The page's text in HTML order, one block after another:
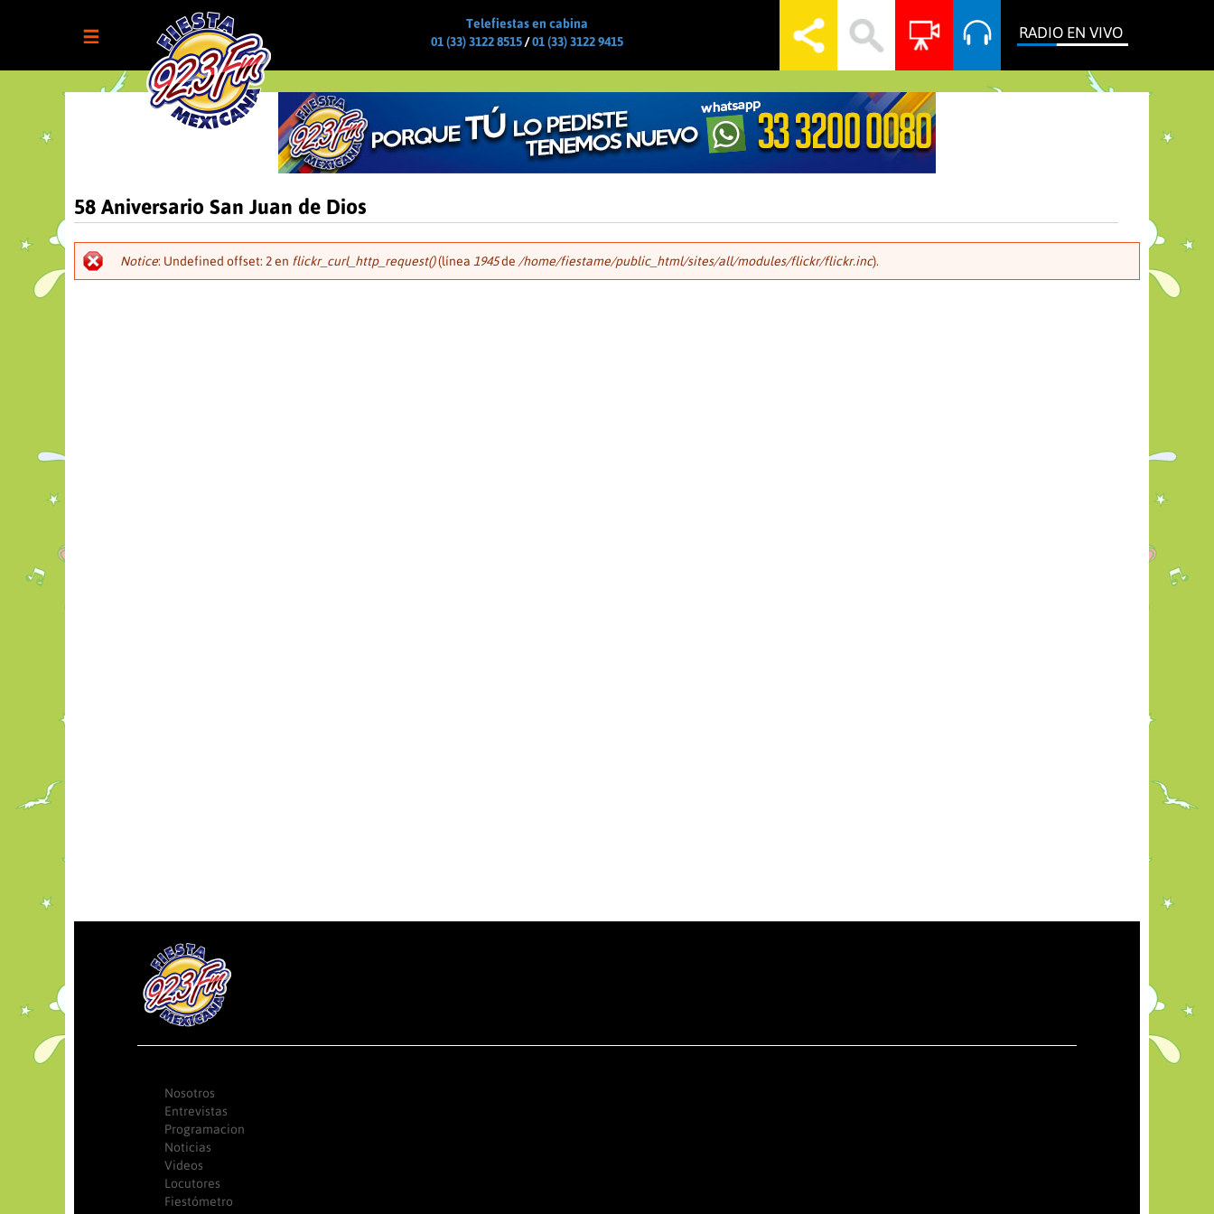
Telefiestas en cabina
01 (33) 3122 8515/01 (33) 3122 9415 RADIO EN VIVO
58 Aniversario San Juan de Dios
Notice: Undefined offset: 2 en flickr_curl_http_request()(línea 1945de /home/fiestame/public_html/sites/all/modules/flickr/flickr.inc).
Nosotros
Entrevistas
Programacion
Noticias
Videos
Locutores
Fiestómetro